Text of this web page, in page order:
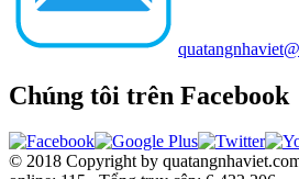
Chúng tôi trên Facebook
© 2018 Copyright by